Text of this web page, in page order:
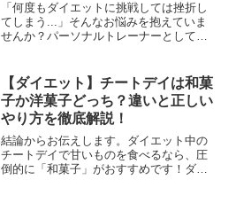
「何度もダイエットに挑戦しては挫折し
てしまう...」そんなお悩みを抱えていま
せんか？パーソナルトレーナーとして
い」とご自身を責めていらっしゃいま
す。でも、安心してください...
【ダイエット】チートデイは和菓
子か洋菓子どっち？違いと正しい
やり方を徹底解説！
結論からお伝えします。ダイエット中の
チートデイで甘いものを食べるなら、圧
倒的に「和菓子」がおすすめです！ダイ